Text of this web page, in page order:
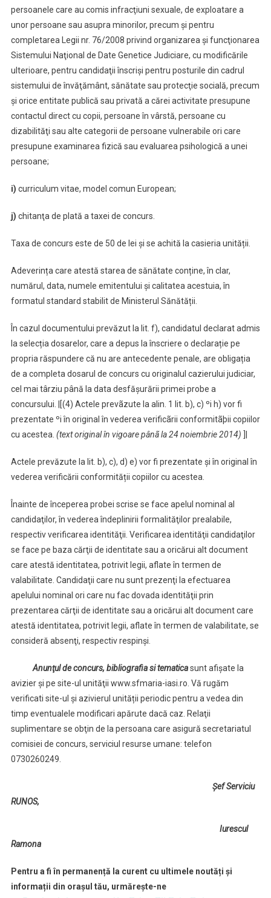
persoanele care au comis infracţiuni sexuale, de exploatare a
unor persoane sau asupra minorilor, precum şi pentru
completarea Legii nr. 76/2008 privind organizarea şi funcţionarea
Sistemului Naţional de Date Genetice Judiciare, cu modificările
ulterioare, pentru candidaţii înscrişi pentru posturile din cadrul
sistemului de învăţământ, sănătate sau protecţie socială, precum
şi orice entitate publică sau privată a cărei activitate presupune
contactul direct cu copii, persoane în vârstă, persoane cu
dizabilităţi sau alte categorii de persoane vulnerabile ori care
presupune examinarea fizică sau evaluarea psihologică a unei
persoane;
i) curriculum vitae, model comun European;
j) chitanţa de plată a taxei de concurs.
Taxa de concurs este de 50 de lei și se achită la casieria unității.
Adeverința care atestă starea de sănătate conține, în clar,
numărul, data, numele emitentului și calitatea acestuia, în
formatul standard stabilit de Ministerul Sănătății.
În cazul documentului prevăzut la lit. f), candidatul declarat admis
la selecția dosarelor, care a depus la înscriere o declarație pe
propria răspundere că nu are antecedente penale, are obligația
de a completa dosarul de concurs cu originalul cazierului judiciar,
cel mai târziu până la data desfășurării primei probe a
concursului. |[(4) Actele prevãzute la alin. 1 lit. b), c) ºi h) vor fi
prezentate ºi în original în vederea verificãrii conformitãþii copiilor
cu acestea. (text original în vigoare pânã la 24 noiembrie 2014) ]|
Actele prevăzute la lit. b), c), d) e) vor fi prezentate și în original în
vederea verificării conformității copiilor cu acestea.
Înainte de începerea probei scrise se face apelul nominal al
candidaţilor, în vederea îndeplinirii formalităţilor prealabile,
respectiv verificarea identităţii. Verificarea identităţii candidaţilor
se face pe baza cărţii de identitate sau a oricărui alt document
care atestă identitatea, potrivit legii, aflate în termen de
valabilitate. Candidaţii care nu sunt prezenţi la efectuarea
apelului nominal ori care nu fac dovada identităţii prin
prezentarea cărţii de identitate sau a oricărui alt document care
atestă identitatea, potrivit legii, aflate în termen de valabilitate, se
consideră absenţi, respectiv respinşi.
Anunţul de concurs, bibliografia si tematicasunt afişate la
avizier și pe site-ul unităţii www.sfmaria-iasi.ro. Vă rugăm
verificati site-ul și azivierul unității periodic pentru a vedea din
timp eventualele modificari apărute dacă caz. Relaţii
suplimentare se obţin de la persoana care asigură secretariatul
comisiei de concurs, serviciul resurse umane: telefon
0730260249.
Şef Serviciu
RUNOS,
Iurescul
Ramona
Pentru a fi în permanență la curent cu ultimele noutăți și
informații din orașul tău, urmărește-ne